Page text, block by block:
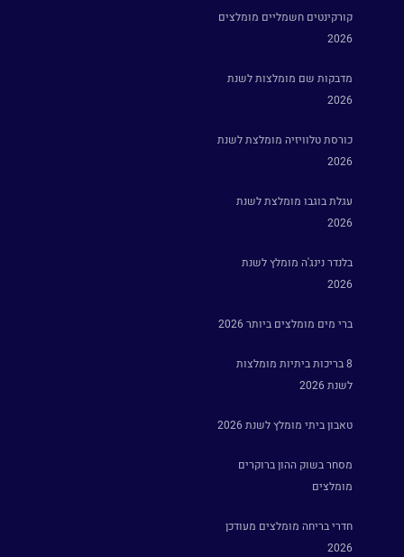
קורקינטים חשמליים מומלצים
2026
מדבקות שם מומלצות לשנת
2026
כורסת טלוויזיה מומלצת לשנת
2026
עגלת בוגבו מומלצת לשנת
2026
בלנדר נינג'ה מומלץ לשנת
2026
ברי מים מומלצים ביותר 2026
8 בריכות ביתיות מומלצות
לשנת 2026
טאבון ביתי מומלץ לשנת 2026
מסחר בשוק ההון ברוקרים
מומלצים
חדרי בריחה מומלצים מעודכן
2026